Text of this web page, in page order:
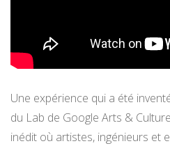
Une expérience qui a été
du Lab de Google Arts &
inédit où artistes, ingénieurs et